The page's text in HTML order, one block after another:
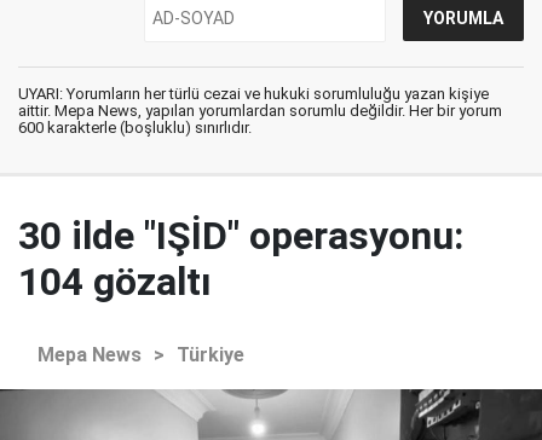
UYARI: Yorumların her türlü cezai ve hukuki sorumluluğu yazan kişiye
aittir. Mepa News, yapılan yorumlardan sorumlu değildir. Her bir yorum
600 karakterle (boşluklu) sınırlıdır.
30 ilde "IŞİD" operasyonu:
104 gözaltı
Mepa News > Türkiye